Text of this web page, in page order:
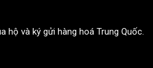
hộ và ký gửi hàng hoá Trung Quốc.